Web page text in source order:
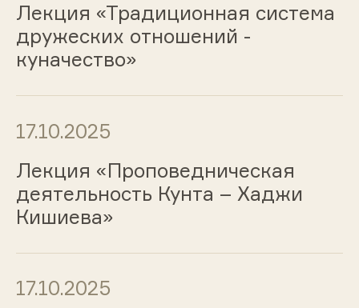
Лекция «Традиционная система
дружеских отношений -
куначество»
17.10.2025
Лекция «Проповедническая
деятельность Кунта – Хаджи
Кишиева»
17.10.2025